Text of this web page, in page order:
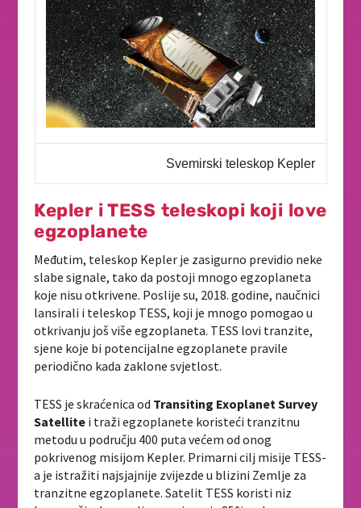
Svemirski teleskop Kepler
Kepler i TESS teleskopi koji love
egzoplanete
Međutim, teleskop Kepler je zasigurno previdio neke
slabe signale, tako da postoji mnogo egzoplaneta
koje nisu otkrivene. Poslije su, 2018. godine, naučnici
lansirali i teleskop TESS, koji je mnogo pomogao u
otkrivanju još više egzoplaneta. TESS lovi tranzite,
sjene koje bi potencijalne egzoplanete pravile
periodično kada zaklone svjetlost.
TESS je skraćenica od Transiting Exoplanet Survey
Satellite i traži egzoplanete koristeći tranzitnu
metodu u području 400 puta većem od onog
pokrivenog misijom Kepler. Primarni cilj misije TESS-
a je istražiti najsjajnije zvijezde u blizini Zemlje za
tranzitne egzoplanete. Satelit TESS koristi niz